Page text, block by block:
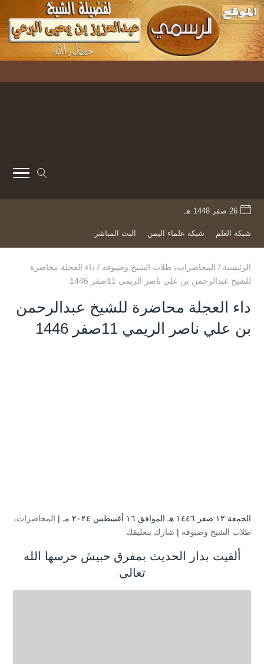
26 صفر 1448 هـ
شبكة العلم شبكة علماء اليمن البث المباشر
الرئيسية / المحاضرات، طلاب الشيخ وضيوفه / داء العجلة محاضرة
للشيخ عبدالرحمن بن علي ناصر الريمي 11صفر 1446
داء العجلة محاضرة للشيخ عبدالرحمن
بن علي ناصر الريمي 11صفر 1446
الجمعة ۱۲ صفر ۱٤٤٦ هـ الموافق ۱٦ أغسطس ۲۰۲٤ مـ | المحاضرات،
طلاب الشيخ وضيوفه | شارك بتعليقك
ألقيت بدار الحديث بمفرق حبيش حرسها الله
تعالى